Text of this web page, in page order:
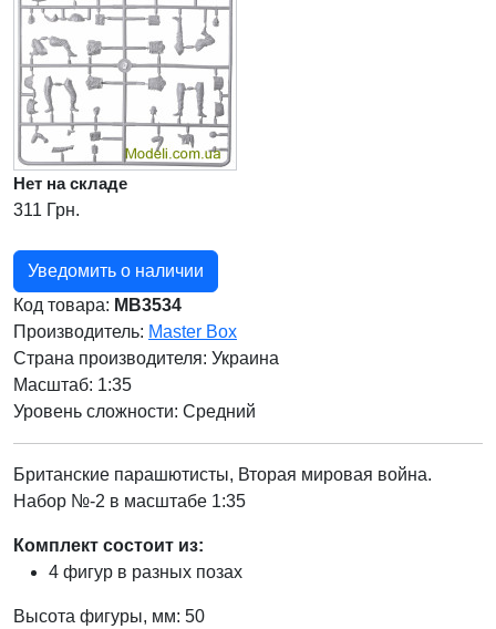
Нет на складе
311 Грн.
Уведомить о наличии
Код товара: MB3534
Производитель: Master Box
Страна производителя: Украина
Масштаб: 1:35
Уровень сложности: Cредний
Британские парашютисты, Вторая мировая война.
Набор №-2 в масштабе 1:35
Комплект состоит из:
4 фигур в разных позах
Высота фигуры, мм: 50